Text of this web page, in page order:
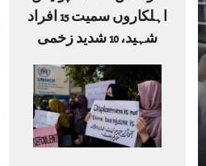
اہلکاروں سمیت 15 افراد
شہید، 10 شدید زخمی